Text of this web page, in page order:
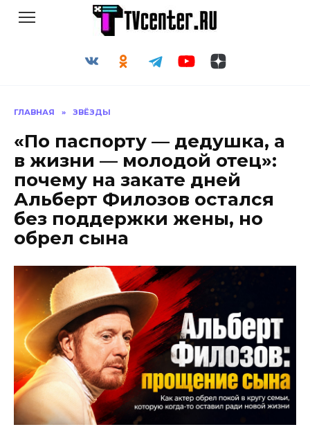
ГЛАВНАЯ » ЗВЁЗДЫ
«По паспорту — дедушка, а
в жизни — молодой отец»:
почему на закате дней
Альберт Филозов остался
без поддержки жены, но
обрел сына